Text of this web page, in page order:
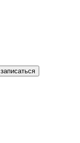
записаться